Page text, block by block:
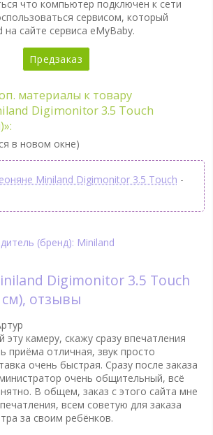
что компьютер подключен к сети
сервисом, который
на сайте сервиса eMyBaby.
Предзаказ
материалы к товару
Digimonitor 3.5 Touch
в новом окне)
Miniland Digimonitor 3.5 Touch -
(бренд): Miniland
Digimonitor 3.5 Touch
отзывы
эту камеру, скажу сразу впечатления
приёма отличная, звук просто
очень быстрая. Сразу после заказа
очень общительный, всё
В общем, заказ с этого сайта мне
всем советую для заказа
за своим ребёнков.